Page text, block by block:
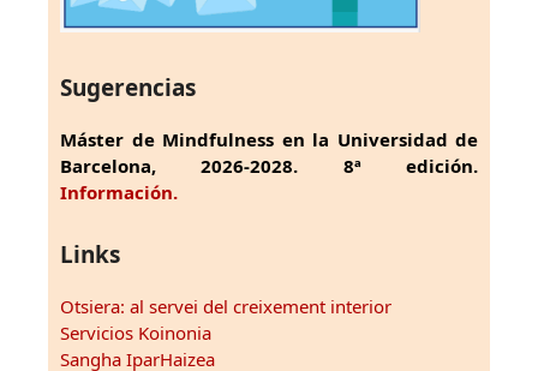
Sugerencias
Máster de Mindfulness en la Universidad de
Barcelona, 2026-2028. 8ª edición.
Información.
Links
Otsiera: al servei del creixement interior
Servicios Koinonia
Sangha IparHaizea